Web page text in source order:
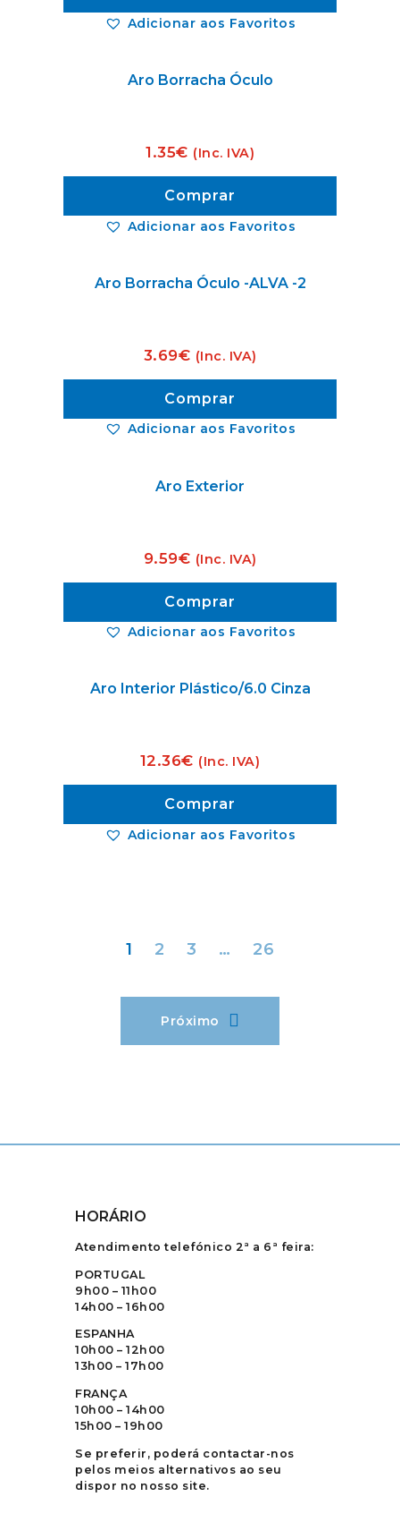
Adicionar aos Favoritos
Adicionar aos Favoritos
Aro Borracha Óculo
1.35€ (Inc. IVA)
Comprar
Adicionar aos Favoritos
Aro Borracha Óculo -ALVA -2
3.69€ (Inc. IVA)
Comprar
Adicionar aos Favoritos
Aro Exterior
9.59€ (Inc. IVA)
Comprar
Adicionar aos Favoritos
Aro Interior Plástico/6.0 Cinza
12.36€ (Inc. IVA)
Comprar
1 2 3 … 26
Próximo
HORÁRIO
Atendimento telefónico 2ª a 6ª feira:
PORTUGAL
9h00 – 11h00
14h00 – 16h00
ESPANHA
10h00 – 12h00
13h00 – 17h00
FRANÇA
10h00 – 14h00
15h00 – 19h00
Se preferir, poderá contactar-nos
pelos meios alternativos ao seu
dispor no nosso site.